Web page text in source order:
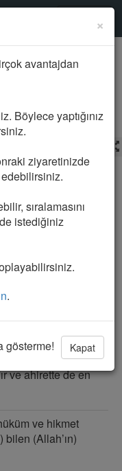
olan Kitab’ın
zekatı verirler ve
’körlük içinde
ve ahirette de en
ve hikmet
(Allah’ın)
×
avantajdan
Böylece yaptığınız
ziyaretinizde
edebilirsiniz.
sıralamasını
istediğiniz
.
gösterme! Kapat